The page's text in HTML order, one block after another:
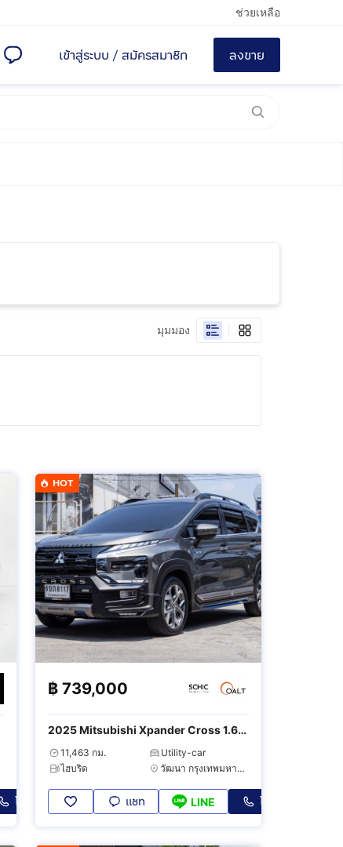
ช่วยเหลือ
เข้าสู่ระบบ / สมัครสมาชิก ลงขาย
มุมมอง
โทร
HOT
฿ 739,000
2025 Mitsubishi Xpander Cross 1.6
HEV11,463 กม.
Utility-car
ไฮบริด
วัฒนา กรุงเทพมหานคร
แชท LINE โทร